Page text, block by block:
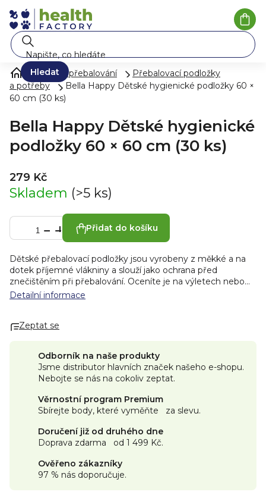
na
obsah
Hledat
Pleny a přebalování
Přebalovací podložky
a potřeby
Bella Happy Dětské hygienické podložky 60 ×
60 cm (30 ks)
Bella Happy Dětské hygienické
podložky 60 × 60 cm (30 ks)
279 Kč
Skladem (>5 ks)
Přidat do košíku
Dětské přebalovací podložky jsou vyrobeny z měkké a na
dotek příjemné vlákniny a slouží jako ochrana před
znečištěním při přebalování. Oceníte je na výletech nebo
na procházkách, ale hodí se také jako ochrana lůžkovin na
izolační fólie, lepidlo.
Detailní informace
Zeptat se
Odborník na naše produkty
Jsme distributor hlavních značek našeho e-shopu.
Nebojte se nás na cokoliv zeptat.
Věrnostní program Premium
Sbírejte body, které vyměňte za slevu.
Doručení již od druhého dne
Doprava zdarma od 1 499 Kč.
Ověřeno zákazníky
97 % nás doporučuje.